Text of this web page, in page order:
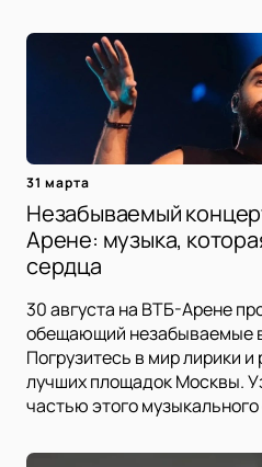
31 марта
Незабываемый
Арене: музыка,
сердца
30 августа на ВТБ-Арене
обещающий незабываемые
Погрузитесь в мир лирики
лучших площадок Москвы.
частью этого